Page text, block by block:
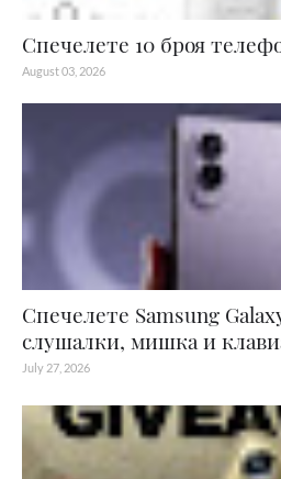
Спечелете 10 броя
August 03, 2026
Спечелете Samsung
слушалки, мишка и
July 27, 2026